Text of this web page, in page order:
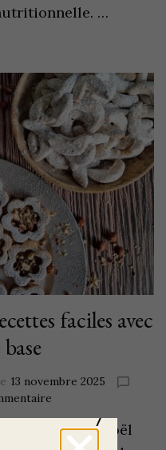
…
faciles avec
13 novembre 2025
biscuits de Noël